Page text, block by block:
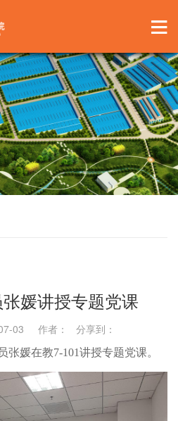
媛讲授专题党课
03 作者： 分享到：
张媛在教7-101讲授专题党课。